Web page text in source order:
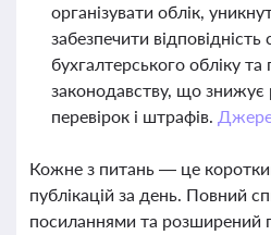
організувати облік,
забезпечити
бухгалтерського обліку
законодавству, що знижує
перевірок і штрафів.
Кожне з питань — це
публікацій за день. Повний
посиланнями та розширений